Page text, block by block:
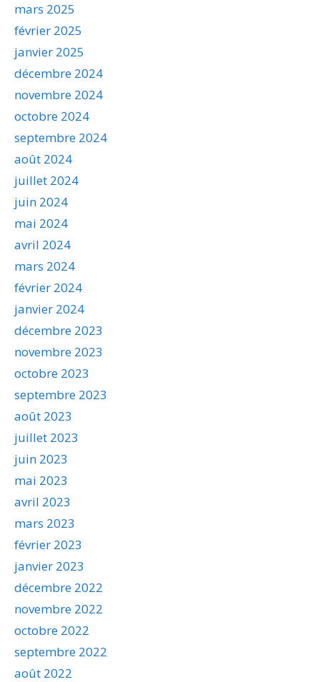
mars 2025
février 2025
janvier 2025
décembre 2024
novembre 2024
octobre 2024
septembre 2024
août 2024
juillet 2024
juin 2024
mai 2024
avril 2024
mars 2024
février 2024
janvier 2024
décembre 2023
novembre 2023
octobre 2023
septembre 2023
août 2023
juillet 2023
juin 2023
mai 2023
avril 2023
mars 2023
février 2023
janvier 2023
décembre 2022
novembre 2022
octobre 2022
septembre 2022
août 2022